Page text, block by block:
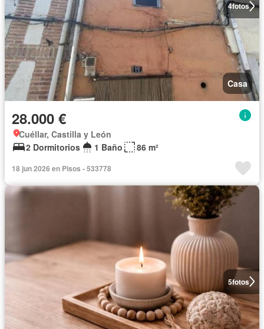
4fotos
Casa
28.000 €
Cuéllar, Castilla y León
2 Dormitorios
1 Baño 86 m²
18 jun 2026 en Pisos - 533778
5fotos